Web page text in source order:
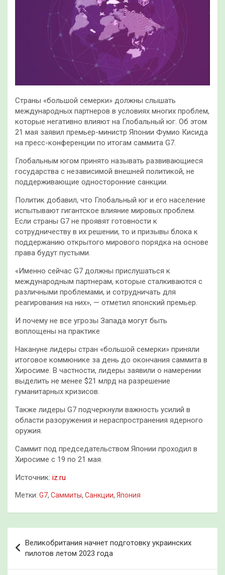
Страны «большой семерки» должны слышать
международных партнеров в условиях многих проблем,
которые негативно влияют на Глобальный юг. Об этом
21 мая заявил премьер-министр Японии Фумио Кисида
на пресс-конференции по итогам саммита G7.
Глобальным югом принято называть развивающиеся
государства с независимой внешней политикой, не
поддерживающие односторонние санкции.
Политик добавил, что Глобальный юг и его население
испытывают гигантское влияние мировых проблем.
Если страны G7 не проявят готовности к
сотрудничеству в их решении, то и призывы блока к
поддержанию открытого мирового порядка на основе
права будут пустыми.
«Именно сейчас G7 должны прислушаться к
международным партнерам, которые сталкиваются с
различными проблемами, и сотрудничать для
реагирования на них», — отметил японский премьер.
И почему не все угрозы Запада могут быть
воплощены на практике
Накануне лидеры стран «большой семерки» приняли
итоговое коммюнике за день до окончания саммита в
Хиросиме. В частности, лидеры заявили о намерении
выделить не менее $21 млрд на разрешение
гуманитарных кризисов.
Также лидеры G7 подчеркнули важность усилий в
области разоружения и нераспространения ядерного
оружия.
Саммит под председательством Японии проходил в
Хиросиме с 19 по 21 мая.
Источник: iz.ru
Метки: G7, Саммиты, Санкции, Япония
по
записям
Великобритания начнет подготовку украинских
пилотов летом 2023 года